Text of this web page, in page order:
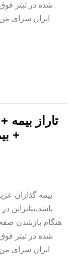
شده در تیتر
ایران سرای
تاراز بیمه
+
بیمه گذاران
باشد،بنابراین
هنگام بازشدن
شده در تیتر
ایران سرای